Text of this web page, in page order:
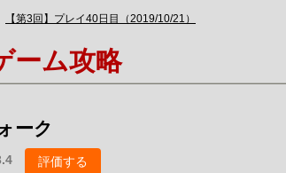
【第3回】プレイ40日目（2019/10/21）
ーム攻略
ーク
評価する